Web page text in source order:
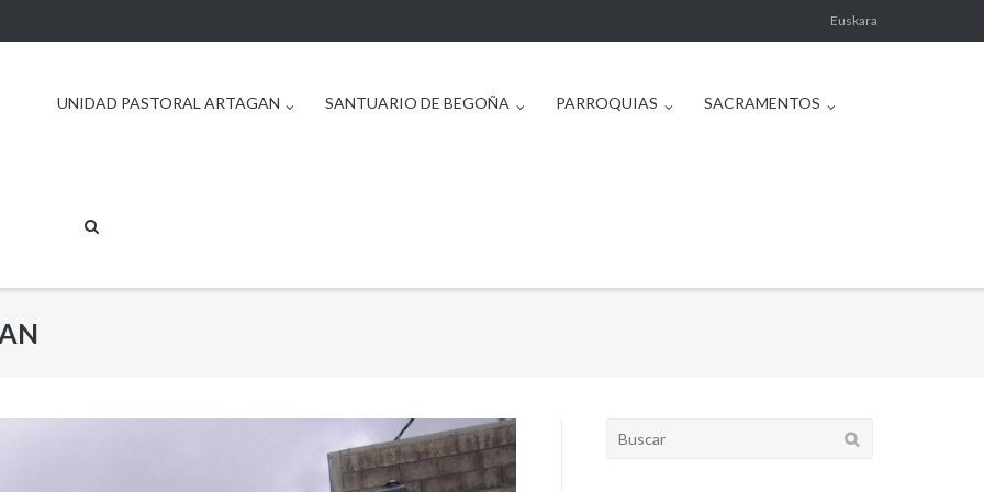
Euskara
UNIDAD PASTORAL ARTAGAN SANTUARIO DE BEGOÑA PARROQUIAS SACRAMENTOS
Buscar: